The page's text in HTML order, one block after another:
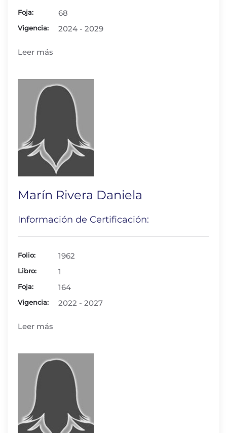
Foja: 68
Vigencia: 2024 - 2029
Leer más
Marín Rivera Daniela
Información de Certificación:
Folio: 1962
Libro: 1
Foja: 164
Vigencia: 2022 - 2027
Leer más